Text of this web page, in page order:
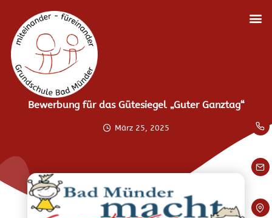
Bewerbung für das Gütesiegel „Guter Ganztag“
März 25, 2025